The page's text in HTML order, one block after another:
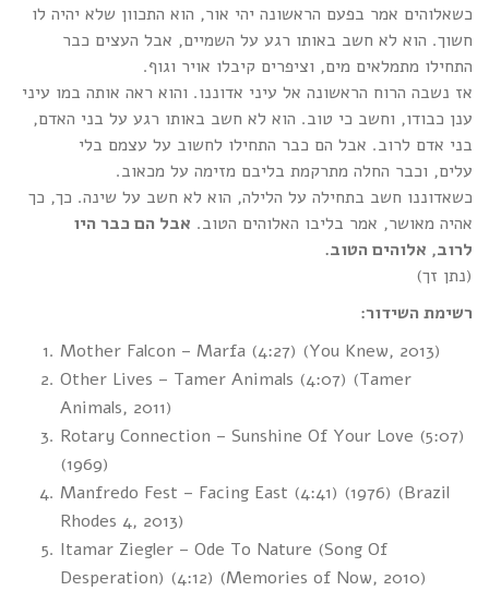
כשאלוהים אמר בפעם הראשונה יהי אור, הוא התכוון שלא יהיה לו
חשוך. הוא לא חשב באותו רגע על השמיים, אבל העצים כבר
התחילו מתמלאים מים, וציפרים קיבלו אויר וגוף.
אז נשבה הרוח הראשונה אל עיני אדוננו. והוא ראה אותה במו עיני
ענן כבודו, וחשב כי טוב. הוא לא חשב באותו רגע על בני האדם,
בני אדם לרוב. אבל הם כבר התחילו לחשוב על עצמם בלי
עלים, וכבר החלה מתרקמת בליבם מזימה על מכאוב.
כשאדוננו חשב בתחילה על הלילה, הוא לא חשב על שינה. כך, כך
אהיה מאושר, אמר בליבו האלוהים הטוב. אבל הם כבר היו
לרוב, אלוהים הטוב.
(נתן זך)
רשימת השידור:
Mother Falcon – Marfa (4:27) (You Knew, 2013)
Other Lives – Tamer Animals (4:07) (Tamer
Animals, 2011)
Rotary Connection – Sunshine Of Your Love (5:07)
(1969)
Manfredo Fest – Facing East (4:41) (1976) (Brazil
Rhodes 4, 2013)
Itamar Ziegler – Ode To Nature (Song Of
Desperation) (4:12) (Memories of Now, 2010)